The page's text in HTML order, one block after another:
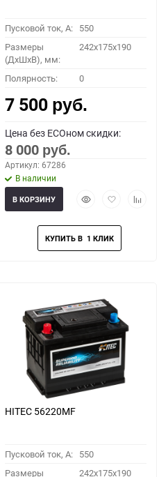
Пусковой ток, A: 550
Размеры
(ДхШхВ), мм:
242x175x190
Полярность: 0
7 500 руб.
Цена без ECOном скидки:
8 000 руб.
Артикул: 67286
В наличии
БыстрыйДобавить
избранное
Добавить
В КОРЗИНУ
HITEC 56220MF
Пусковой ток, A: 550
Размеры
242x175x190